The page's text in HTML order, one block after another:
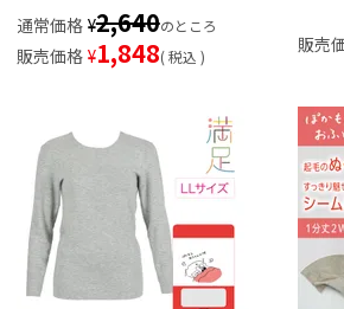
通常価格 ¥2,640のところ
販売価格 ¥1,848 税込
販売